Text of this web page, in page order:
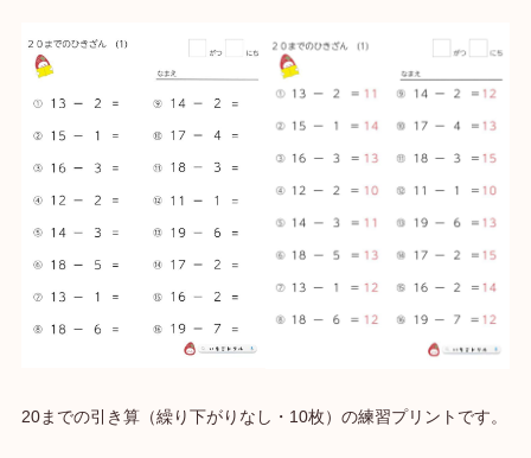
20までの引き算（繰り下がりなし・10枚）の練習プリントです。